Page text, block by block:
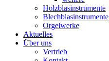
Holzblasinstrumente
Blechblasinstrumente
Orgelwerke
Aktuelles
Über uns
Vertrieb